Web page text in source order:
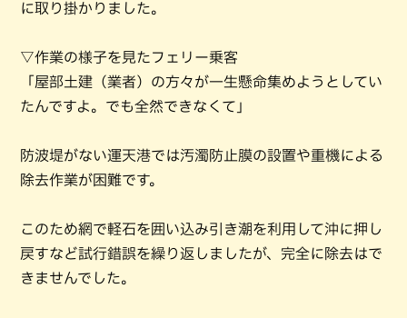
に取り掛かりました。
▽作業の様子を見たフェリー乗客
「屋部土建（業者）の方々が一生懸命集めようとしてい
たんですよ。でも全然できなくて」
防波堤がない運天港では汚濁防止膜の設置や重機による
除去作業が困難です。
このため網で軽石を囲い込み引き潮を利用して沖に押し
戻すなど試行錯誤を繰り返しましたが、完全に除去はで
きませんでした。